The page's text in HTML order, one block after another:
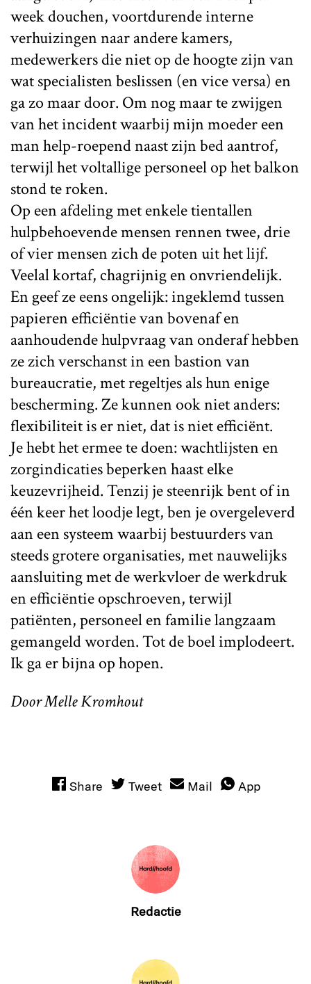
week douchen, voortdurende interne
verhuizingen naar andere kamers,
medewerkers die niet op de hoogte zijn van
wat specialisten beslissen (en vice versa) en
ga zo maar door. Om nog maar te zwijgen
van het incident waarbij mijn moeder een
man help-roepend naast zijn bed aantrof,
terwijl het voltallige personeel op het balkon
stond te roken.
Op een afdeling met enkele tientallen
hulpbehoevende mensen rennen twee, drie
of vier mensen zich de poten uit het lijf.
Veelal kortaf, chagrijnig en onvriendelijk.
En geef ze eens ongelijk: ingeklemd tussen
papieren efficiëntie van bovenaf en
aanhoudende hulpvraag van onderaf hebben
ze zich verschanst in een bastion van
bureaucratie, met regeltjes als hun enige
bescherming. Ze kunnen ook niet anders:
flexibiliteit is er niet, dat is niet efficiënt.
Je hebt het ermee te doen: wachtlijsten en
zorgindicaties beperken haast elke
keuzevrijheid. Tenzij je steenrijk bent of in
één keer het loodje legt, ben je overgeleverd
aan een systeem waarbij bestuurders van
steeds grotere organisaties, met nauwelijks
aansluiting met de werkvloer de werkdruk
en efficiëntie opschroeven, terwijl
patiënten, personeel en familie langzaam
gemangeld worden. Tot de boel implodeert.
Ik ga er bijna op hopen.
Door Melle Kromhout
Share Tweet Mail App
Redactie